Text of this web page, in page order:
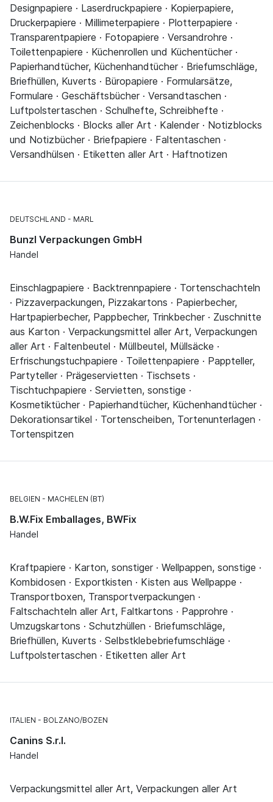
Designpapiere · Laserdruckpapiere · Kopierpapiere,
Druckerpapiere · Millimeterpapiere · Plotterpapiere ·
Transparentpapiere · Fotopapiere · Versandrohre ·
Toilettenpapiere · Küchenrollen und Küchentücher ·
Papierhandtücher, Küchenhandtücher · Briefumschläge,
Briefhüllen, Kuverts · Büropapiere · Formularsätze,
Formulare · Geschäftsbücher · Versandtaschen ·
Luftpolstertaschen · Schulhefte, Schreibhefte ·
Zeichenblocks · Blocks aller Art · Kalender · Notizblocks
und Notizbücher · Briefpapiere · Faltentaschen ·
Versandhülsen · Etiketten aller Art · Haftnotizen
DEUTSCHLAND MARL
Bunzl Verpackungen GmbH
Handel
Einschlagpapiere · Backtrennpapiere · Tortenschachteln
· Pizzaverpackungen, Pizzakartons · Papierbecher,
Hartpapierbecher, Pappbecher, Trinkbecher · Zuschnitte
aus Karton · Verpackungsmittel aller Art, Verpackungen
aller Art · Faltenbeutel · Müllbeutel, Müllsäcke ·
Erfrischungstuchpapiere · Toilettenpapiere · Pappteller,
Partyteller · Prägeservietten · Tischsets ·
Tischtuchpapiere · Servietten, sonstige ·
Kosmetiktücher · Papierhandtücher, Küchenhandtücher ·
Dekorationsartikel · Tortenscheiben, Tortenunterlagen ·
Tortenspitzen
BELGIEN MACHELEN (BT)
B.W.Fix Emballages, BWFix
Handel
Kraftpapiere · Karton, sonstiger · Wellpappen, sonstige ·
Kombidosen · Exportkisten · Kisten aus Wellpappe ·
Transportboxen, Transportverpackungen ·
Faltschachteln aller Art, Faltkartons · Papprohre ·
Umzugskartons · Schutzhüllen · Briefumschläge,
Briefhüllen, Kuverts · Selbstklebebriefumschläge ·
Luftpolstertaschen · Etiketten aller Art
ITALIEN BOLZANO/BOZEN
Canins S.r.l.
Handel
Verpackungsmittel aller Art, Verpackungen aller Art